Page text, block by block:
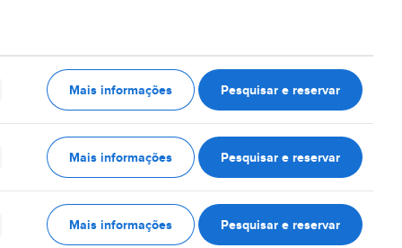
Mais informações Pesquisar e reservar
Mais informações Pesquisar e reservar
Mais informações Pesquisar e reservar